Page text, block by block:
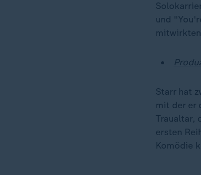
und
Starr hat
mit der er
Traualtar,
ersten
Komödie